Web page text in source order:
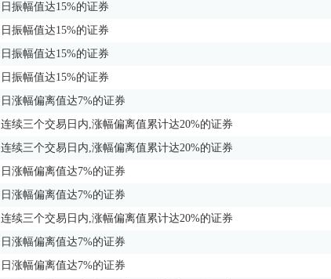
日振幅值达15%的证券
日振幅值达15%的证券
日振幅值达15%的证券
日振幅值达15%的证券
日涨幅偏离值达7%的证券
连续三个交易日内,涨幅偏离值累计达20%的证券
连续三个交易日内,涨幅偏离值累计达20%的证券
日涨幅偏离值达7%的证券
日涨幅偏离值达7%的证券
连续三个交易日内,涨幅偏离值累计达20%的证券
日涨幅偏离值达7%的证券
日涨幅偏离值达7%的证券